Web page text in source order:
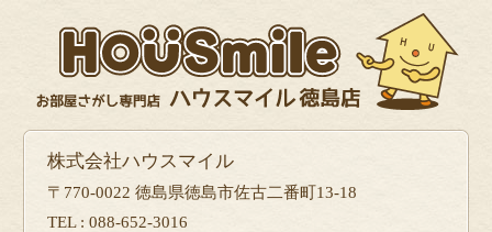
株式会社ハウスマイル
〒770-0022 徳島県徳島市佐古二番町13-18
TEL : 088-652-3016